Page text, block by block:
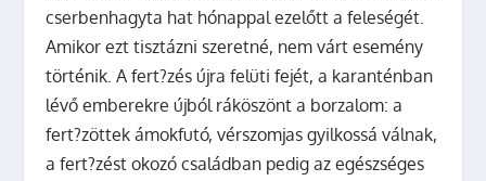
cserbenhagyta hat hónappal ezelőtt a feleségét.
Amikor ezt tisztázni szeretné, nem várt esemény
történik. A fert?zés újra felüti fejét, a karanténban
lévő emberekre újból ráköszönt a borzalom: a
fert?zöttek ámokfutó, vérszomjas gyilkossá válnak,
a fert?zést okozó családban pedig az egészséges